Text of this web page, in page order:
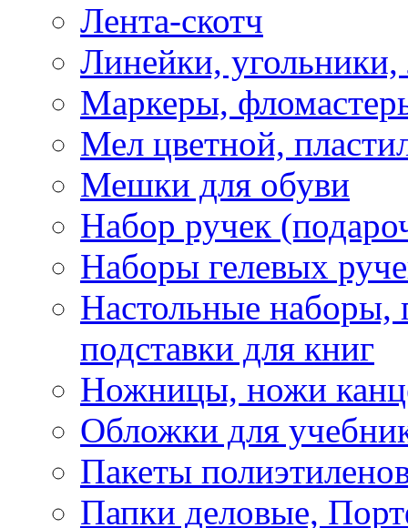
Лента-скотч
Линейки, угольники,
Маркеры,
Мел цветной,
Мешки для обуви
Набор ручек
Наборы гелевых
Настольные наборы,
подставки для книг
Ножницы, ножи
Обложки для
Пакеты
Папки деловые,